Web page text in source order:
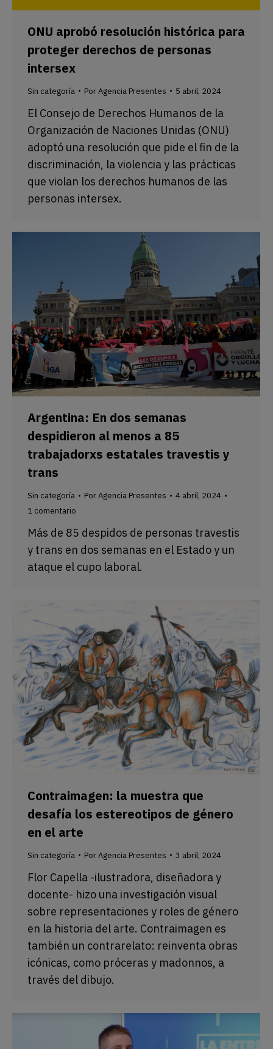
ONU aprobó resolución histórica para
proteger derechos de personas
intersex
Sin categoría PorAgencia Presentes 5 abril, 2024
El Consejo de Derechos Humanos de la
Organización de Naciones Unidas (ONU)
adoptó una resolución que pide el fin de la
discriminación, la violencia y las prácticas
que violan los derechos humanos de las
personas intersex.
Argentina: En dos semanas
despidieron al menos a 85
trabajadorxs estatales travestis y
trans
Sin categoría PorAgencia Presentes
4 abril, 2024
1 comentario
Más de 85 despidos de personas travestis
y trans en dos semanas en el Estado y un
ataque el cupo laboral.
Contraimagen: la muestra que
desafía los estereotipos de género
en el arte
Sin categoría PorAgencia Presentes 3 abril, 2024
Flor Capella -ilustradora, diseñadora y
docente- hizo una investigación visual
sobre representaciones y roles de género
en la historia del arte. Contraimagen es
también un contrarelato: reinventa obras
icónicas, como próceras y madonnos, a
través del dibujo.